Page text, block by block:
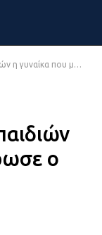
μαχαίρωσε ο σύντροφος της
ο